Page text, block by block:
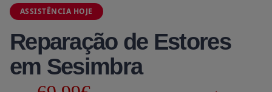
ASSISTÊNCIA HOJE
Reparação de Estores
em Sesimbra